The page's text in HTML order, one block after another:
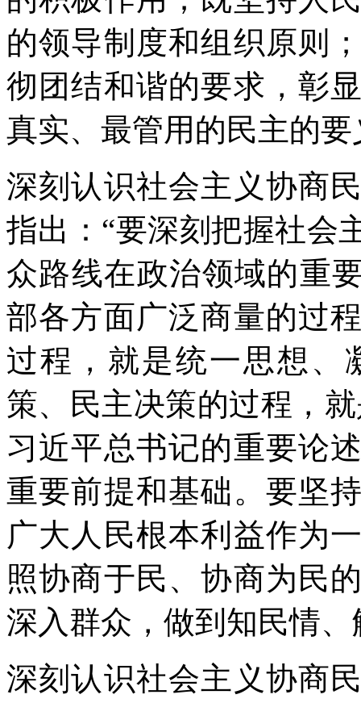
的领导制度和组织原则
彻团结和谐的要求，彰
真实、最管用的民主的
深刻认识社会主义协商
指出：“要深刻把握社会
众路线在政治领域的重
部各方面广泛商量的过
过程，就是统一思想、
策、民主决策的过程，
习近平总书记的重要论
重要前提和基础。要坚
广大人民根本利益作为
照协商于民、协商为民
深入群众，做到知民情
深刻认识社会主义协商